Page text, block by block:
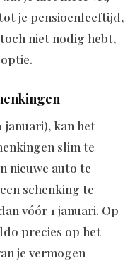
je pensioenleeftijd,
niet nodig hebt,
januari), kan het
slim te
nieuwe auto te
schenking te
vóór 1 januari. Op
precies op het
je vermogen